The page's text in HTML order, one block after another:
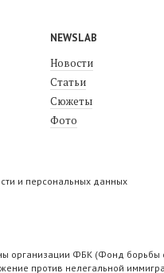
NEWSLAB
Новости
Статьи
Сюжеты
Фото
и персональных данных
организации ФБК (Фонд борьбы
против нелегальной